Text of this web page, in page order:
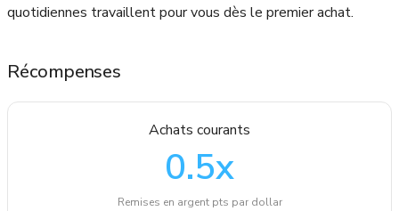
quotidiennes travaillent pour vous dès le premier achat.
Récompenses
Achats courants
0.5x
Remises en argent pts par dollar